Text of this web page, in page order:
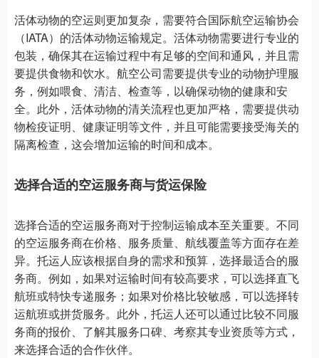
活体动物的空运则更加复杂，需要符合国际航空运输协会
（IATA）的活体动物运输规定。活体动物需要进行专业的
包装，确保其在运输过程中有足够的空间和通风，并且需
要提供食物和饮水。航空公司需要提供专业的动物护理服
务，例如喂食、清洁、检查等，以确保动物的健康和安
全。此外，活体动物的清关流程也更加严格，需要提供动
物检疫证明、健康证明等文件，并且可能需要接受海关的
隔离检查，这会增加运输的时间和成本。
选择合适的空运服务商与货运保险
选择合适的空运服务商对于控制运输成本至关重要。不同
的空运服务商在价格、服务质量、航线覆盖等方面存在差
异。托运人应该根据自身的需求和预算，选择最适合的服
务商。例如，如果对运输时间有较高要求，可以选择直飞
航班或特快专递服务；如果对价格比较敏感，可以选择转
运航班或拼货服务。此外，托运人还可以通过比较不同服
务商的报价、了解其服务口碑、考察其专业资质等方式，
来选择合适的合作伙伴。